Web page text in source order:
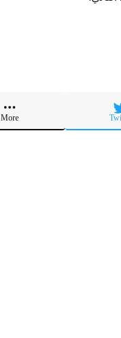
More